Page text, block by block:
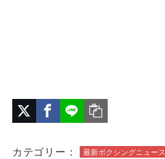
カテゴリー： 最新ボクシングニュース